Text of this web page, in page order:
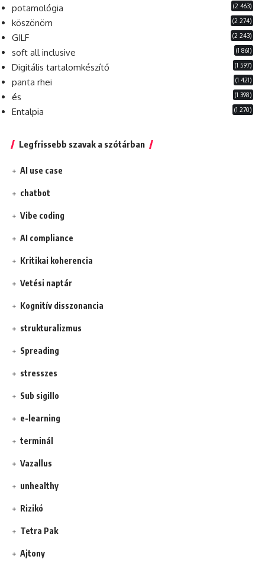
potamológia (2 463)
köszönöm (2 274)
GILF (2 243)
soft all inclusive (1 861)
Digitális tartalomkészítő (1 597)
panta rhei (1 421)
és (1 398)
Entalpia (1 270)
Legfrissebb szavak a szótárban
AI use case
chatbot
Vibe coding
AI compliance
Kritikai koherencia
Vetési naptár
Kognitív disszonancia
strukturalizmus
Spreading
stresszes
Sub sigillo
e-learning
terminál
Vazallus
unhealthy
Rizikó
Tetra Pak
Ajtony